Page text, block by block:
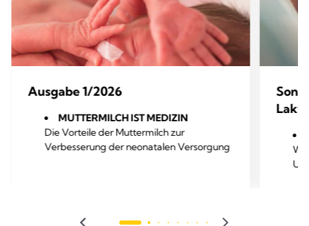
Ausgabe 1/2026
MUTTERMILCH IST MEDIZIN
Die Vorteile der Muttermilch zur
Verbesserung der neonatalen Versorgung
KULTURE IST KÖNIG